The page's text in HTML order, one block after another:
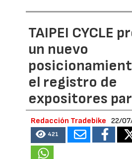
TAIPEI CYCLE
un nuevo
el registro de
expositores
Redacción Tradebike 22/
421